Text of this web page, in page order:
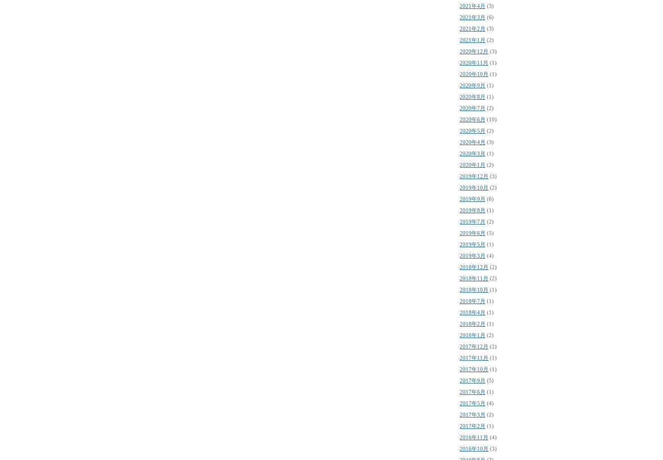
2021年4月 (3)
2021年3月 (6)
2021年2月 (3)
2021年1月 (2)
2020年12月 (3)
2020年11月 (1)
2020年10月 (1)
2020年9月 (1)
2020年8月 (1)
2020年7月 (2)
2020年6月 (10)
2020年5月 (2)
2020年4月 (3)
2020年3月 (1)
2020年1月 (2)
2019年12月 (3)
2019年10月 (2)
2019年9月 (6)
2019年8月 (1)
2019年7月 (2)
2019年6月 (5)
2019年5月 (1)
2019年3月 (4)
2018年12月 (2)
2018年11月 (2)
2018年10月 (1)
2018年7月 (1)
2018年4月 (1)
2018年2月 (1)
2018年1月 (2)
2017年12月 (2)
2017年11月 (1)
2017年10月 (1)
2017年9月 (5)
2017年6月 (1)
2017年5月 (4)
2017年3月 (2)
2017年2月 (1)
2016年11月 (4)
2016年10月 (3)